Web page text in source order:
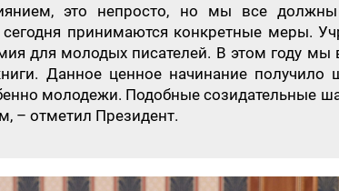
это непросто, но мы все
принимаются конкретные меры.
для молодых писателей. В этом году мы
Данное ценное начинание получило
молодежи. Подобные созидательные
– отметил Президент.